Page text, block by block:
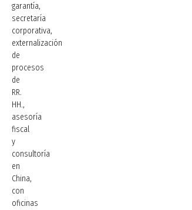
garantía,
secretaría
corporativa,
externalización
de
procesos
de
RR.
HH.,
asesoría
fiscal
y
consultoría
en
China,
con
oficinas